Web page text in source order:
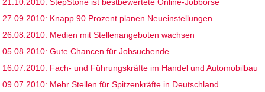
27.09.2010: Knapp 90 Prozent planen Neueinstellungen
26.08.2010: Medien mit Stellenangeboten wachsen
05.08.2010: Gute Chancen für Jobsuchende
16.07.2010: Fach- und Führungskräfte im Handel und Automobilbau
09.07.2010: Mehr Stellen für Spitzenkräfte in Deutschland